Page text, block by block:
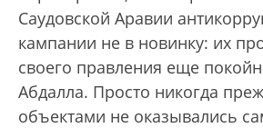
Саудовской Аравии
кампании не в новинку: их
своего правления еще
Абдалла. Просто никогда
объектами не оказывались